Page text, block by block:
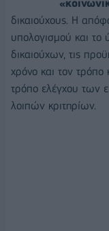
δικαιούχους. Η
υπολογισμού και το
δικαιούχων, τις
χρόνο και τον τρόπο
τρόπο ελέγχου των
λοιπών κριτηρίων.